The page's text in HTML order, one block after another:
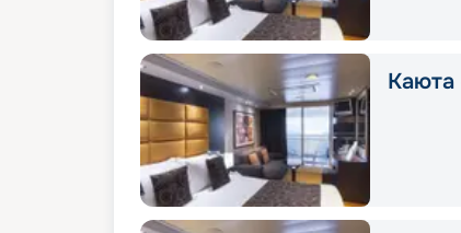
Каюта